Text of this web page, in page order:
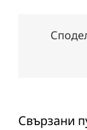
Свързани